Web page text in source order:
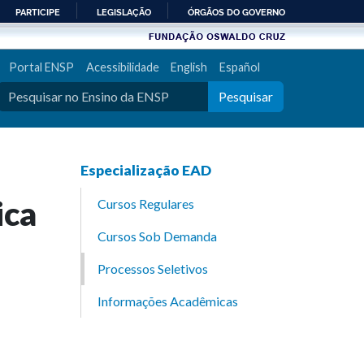
PARTICIPE LEGISLAÇÃO ÓRGÃOS DO GOVERNO
Portal ENSP Acessibilidade English Español
Pesquisar
Especialização EAD
Cursos Regulares
Cursos Sob Demanda
Processos Seletivos
Informações Acadêmicas